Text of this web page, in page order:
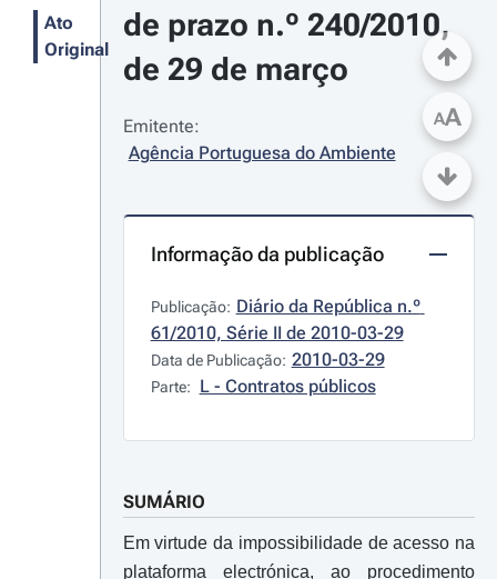
Ato
Original
de prazo n.º 240/2010,
de 29 de março
Emitente:
Agência Portuguesa do Ambiente
Informação da publicação
Publicação: Diário da República n.º
61/2010, Série II de 2010-03-29
Data de Publicação: 2010-03-29
Parte: L - Contratos públicos
SUMÁRIO
Em virtude da impossibilidade de acesso na
plataforma electrónica, ao procedimento
AA